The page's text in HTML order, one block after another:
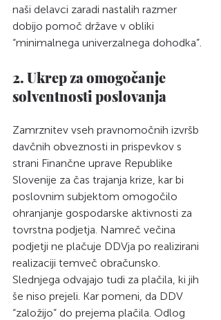
naši delavci zaradi nastalih razmer
dobijo pomoč države v obliki
“minimalnega univerzalnega dohodka”.
2. Ukrep za omogočanje
solventnosti poslovanja
Zamrznitev vseh pravnomočnih izvršb
davčnih obveznosti in prispevkov s
strani Finančne uprave Republike
Slovenije za čas trajanja krize, kar bi
poslovnim subjektom omogočilo
ohranjanje gospodarske aktivnosti za
tovrstna podjetja. Namreč večina
podjetji ne plačuje DDVja po realizirani
realizaciji temveč obračunsko.
Slednjega odvajajo tudi za plačila, ki jih
še niso prejeli. Kar pomeni, da DDV
“založijo” do prejema plačila. Odlog